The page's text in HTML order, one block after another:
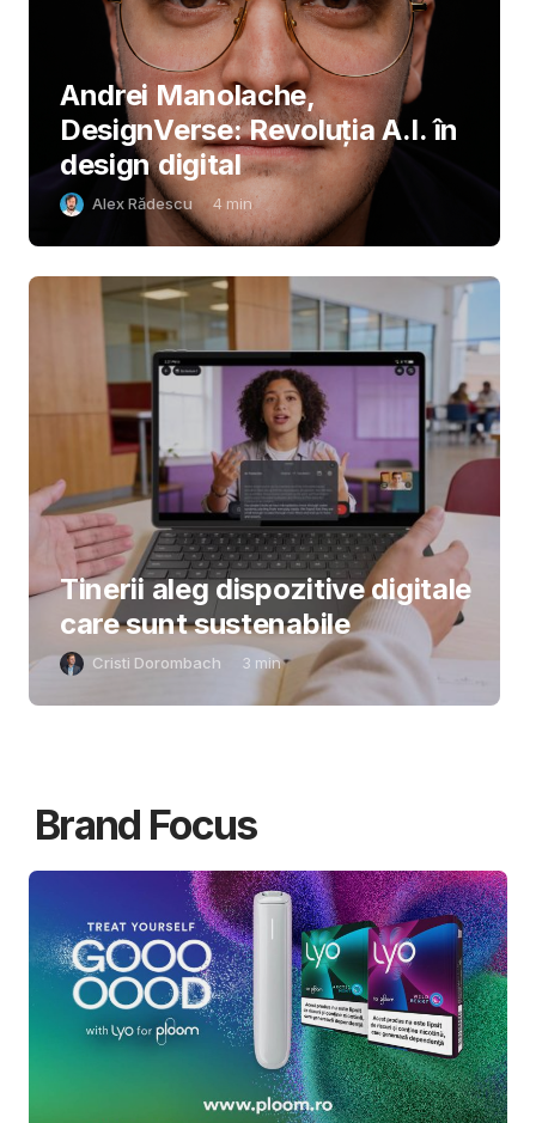
Andrei Manolache,
DesignVerse: Revoluția A.I. în
design digital
Alex Rădescu 4 min
Tinerii aleg dispozitive digitale
care sunt sustenabile
Cristi Dorombach 3 min
Brand Focus